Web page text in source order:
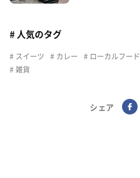
# 人気のタグ
スイーツ カレー ローカルフード
雑貨
シェア